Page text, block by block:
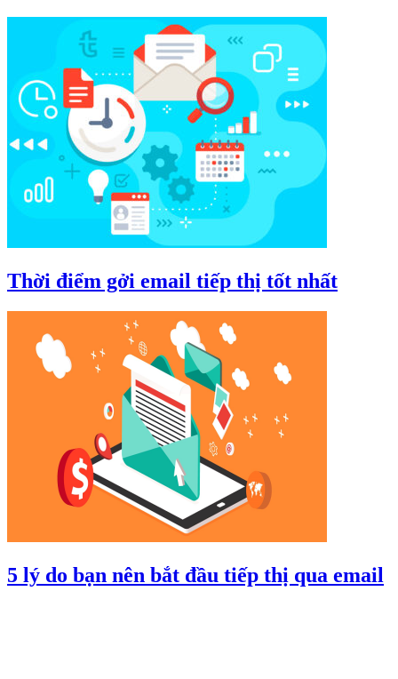
Thời điểm gởi email tiếp thị tốt nhất
5 lý do bạn nên bắt đầu tiếp thị qua email